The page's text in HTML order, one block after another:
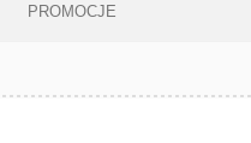
PROMOCJE